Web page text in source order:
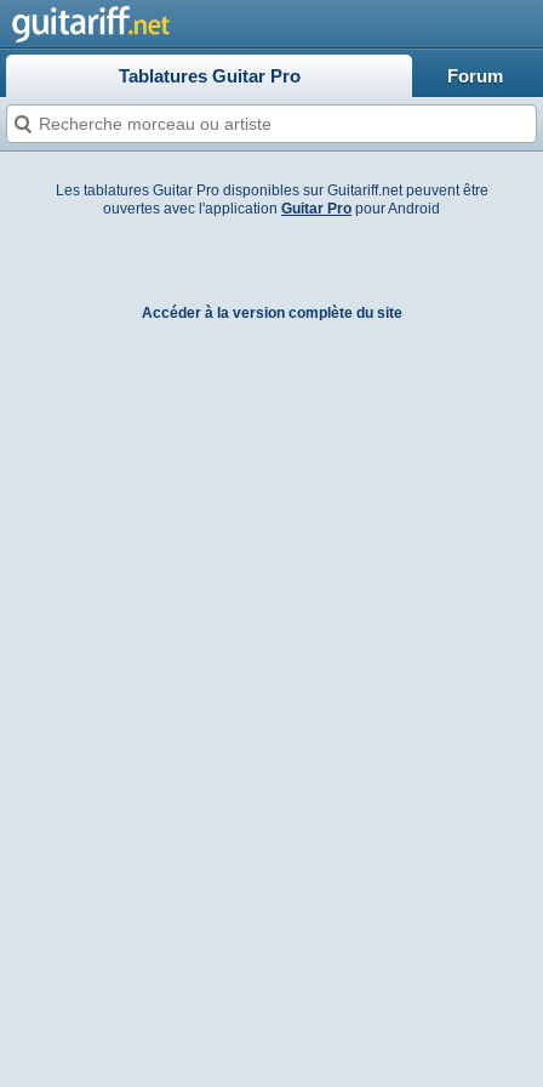
Tablatures Guitar Pro Forum
Les tablatures Guitar Pro disponibles sur Guitariff.net peuvent être
ouvertes avec l'application Guitar Pro pour Android
Accéder à la version complète du site